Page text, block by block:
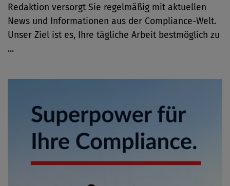
Redaktion versorgt Sie regelmäßig mit aktuellen
News und Informationen aus der Compliance-Welt.
Unser Ziel ist es, Ihre tägliche Arbeit bestmöglich zu
...